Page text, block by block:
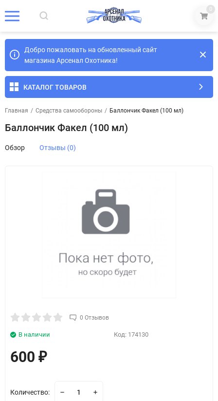
0
Добро пожаловать на обновленный сайт
магазина Арсенал Охотника!
КАТАЛОГ ТОВАРОВ
Главная / Средства самообороны / Баллончик Факел (100 мл)
Баллончик Факел (100 мл)
Обзор Отзывы (0)
0 Отзывов
Код: 174130
В наличии
600 ₽
Количество: